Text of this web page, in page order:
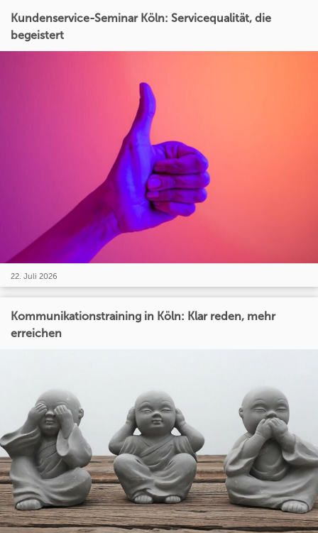
Kundenservice-Seminar Köln: Servicequalität, die
begeistert
22. Juli 2026
Kommunikationstraining in Köln: Klar reden, mehr
erreichen